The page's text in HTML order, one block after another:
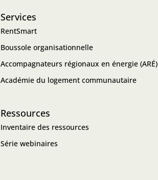
Services
RentSmart
Boussole organisationnelle
Accompagnateurs régionaux en énergie (ARÉ)
Académie du logement communautaire
Ressources
Inventaire des ressources
Série webinaires